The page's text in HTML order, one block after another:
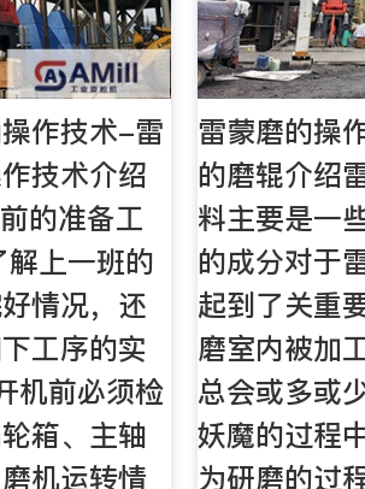
作技术-雷
技术介绍
的准备工
上一班的
情况，还
工序的实
机前必须检
箱、主轴
机运转情
雷蒙磨的操
的磨辊介绍
料主要是一
的成分对于
起到了关重
磨室内被加
总会或多或
妖魔的过程
为研磨的过